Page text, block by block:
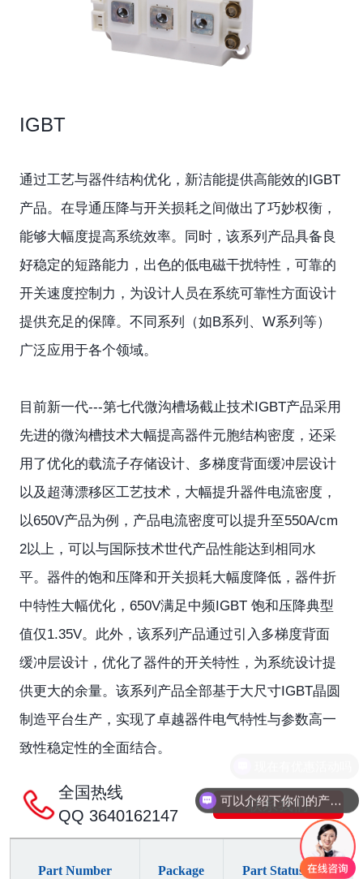
IGBT
通过工艺与器件结构优化，新洁能提供高能效的IGBT
产品。在导通压降与开关损耗之间做出了巧妙权衡，
能够大幅度提高系统效率。同时，该系列产品具备良
好稳定的短路能力，出色的低电磁干扰特性，可靠的
开关速度控制力，为设计人员在系统可靠性方面设计
提供充足的保障。不同系列（如B系列、W系列等）
广泛应用于各个领域。
目前新一代---第七代微沟槽场截止技术IGBT产品采用
先进的微沟槽技术大幅提高器件元胞结构密度，还采
用了优化的载流子存储设计、多梯度背面缓冲层设计
以及超薄漂移区工艺技术，大幅提升器件电流密度，
以650V产品为例，产品电流密度可以提升至550A/cm
2以上，可以与国际技术世代产品性能达到相同水
平。器件的饱和压降和开关损耗大幅度降低，器件折
中特性大幅优化，650V满足中频IGBT 饱和压降典型
值仅1.35V。此外，该系列产品通过引入多梯度背面
缓冲层设计，优化了器件的开关特性，为系统设计提
供更大的余量。该系列产品全部基于大尺寸IGBT晶圆
制造平台生产，实现了卓越器件电气特性与参数高一
致性稳定性的全面结合。
全国热线
QQ 3640162147
联系我们
Part Number Package Part Status V
可以介绍下你们的产品么